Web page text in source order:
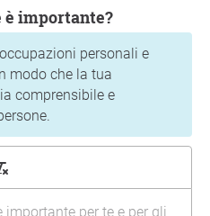
è importante?
personali e
modo che la tua
comprensibile e